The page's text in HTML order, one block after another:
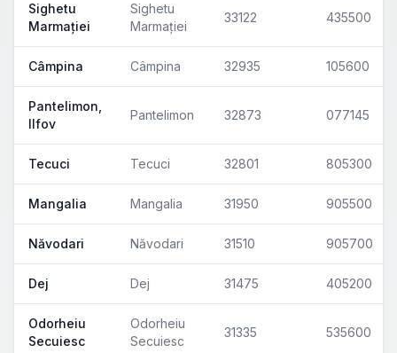
Sighetu
Marmației
Sighetu
Marmației
33122 435500
Câmpina Câmpina 32935 105600
Pantelimon,
Ilfov
Pantelimon 32873 077145
Tecuci Tecuci 32801 805300
Mangalia Mangalia 31950 905500
Năvodari Năvodari 31510 905700
Dej Dej 31475 405200
Odorheiu
Secuiesc
Odorheiu
Secuiesc
31335 535600